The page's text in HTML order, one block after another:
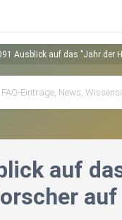
Ausblick auf das "Jahr der
auf